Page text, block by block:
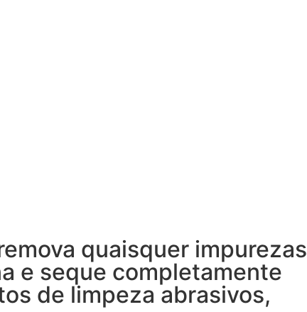
quaisquer impurezas
e seque completamente
de limpeza abrasivos,